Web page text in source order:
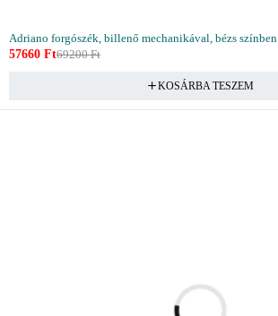
Adriano forgószék, billenő mechanikával, bézs színben
69200Ft
57660 Ft
KOSÁRBA TESZEM